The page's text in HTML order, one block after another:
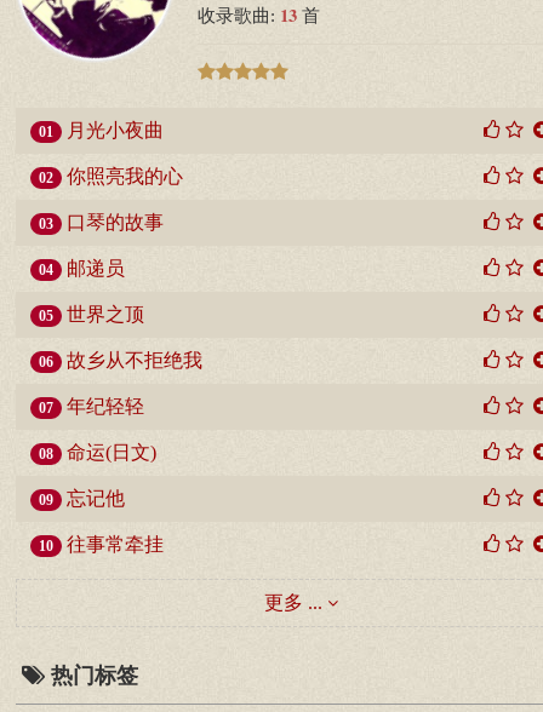
收录歌曲: 13 首
01 月光小夜曲
02 你照亮我的心
03 口琴的故事
04 邮递员
05 世界之顶
06 故乡从不拒绝我
07 年纪轻轻
08 命运(日文)
09 忘记他
10 往事常牵挂
更多 ...
热门标签